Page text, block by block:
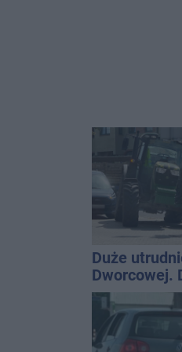
Duże
Dworcowej.
blokowała
ciągnika